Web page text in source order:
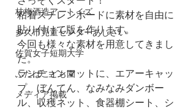
枝梅酒造アートイズ
多久市児童センターあじさい
佐賀女子短期大学
ふたばこども園
メディア掲載
粘着スチレンボードに素材を自由に
貼り付けて版を作ります。
今回も様々な素材を用意してきまし
た。
ランチョンマットに、エアーキャッ
プ、ぼんてん、なみなみダンボー
ル、収穫ネット、食器棚シート、シ